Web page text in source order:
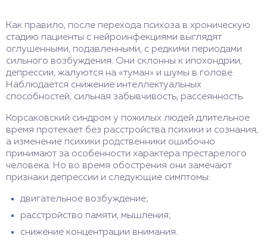
Как правило, после перехода психоза в хроническую
стадию пациенты с нейроинфекциями выглядят
оглушенными, подавленными, с редкими периодами
сильного возбуждения. Они склонны к ипохондрии,
депрессии, жалуются на «туман» и шумы в голове.
Наблюдается снижение интеллектуальных
способностей, сильная забывчивость, рассеянность.
Корсаковский синдром у пожилых людей длительное
время протекает без расстройства психики и сознания,
а изменение психики родственники ошибочно
принимают за особенности характера престарелого
человека. Но во время обострения они замечают
признаки депрессии и следующие симптомы:
двигательное возбуждение;
расстройство памяти, мышления;
снижение концентрации внимания.